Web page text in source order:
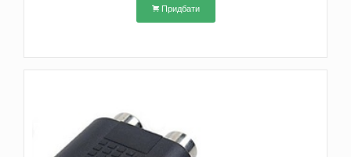
Придбати